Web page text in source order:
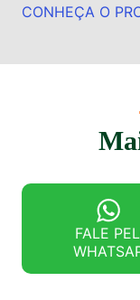
CONHEÇA O
FALE